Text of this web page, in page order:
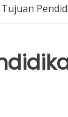
Tujuan